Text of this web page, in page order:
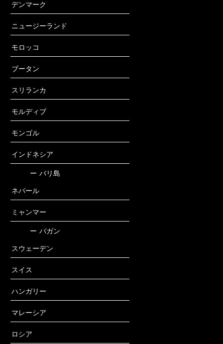
デンマーク
ニュージーランド
モロッコ
ブータン
スリランカ
モルディブ
モンゴル
インドネシア
ー バリ島
ネパール
ミャンマー
ー バガン
スウェーデン
スイス
ハンガリー
マレーシア
ロシア